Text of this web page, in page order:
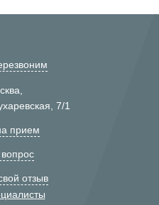
7/1
прием
отзыв